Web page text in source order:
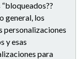
general, los
personalizaciones
y esas
para